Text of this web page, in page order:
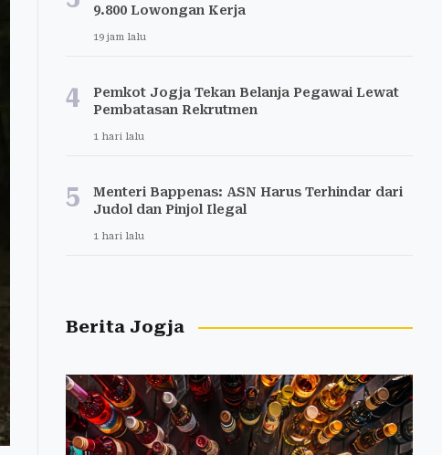
9.800 Lowongan Kerja
19 jam lalu
4
Pemkot Jogja Tekan Belanja Pegawai Lewat
Pembatasan Rekrutmen
1 hari lalu
5
Menteri Bappenas: ASN Harus Terhindar dari
Judol dan Pinjol Ilegal
1 hari lalu
Berita Jogja